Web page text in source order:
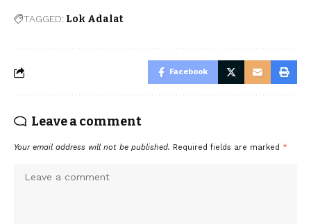
TAGGED: Lok Adalat
Facebook
Leave a comment
Your email address will not be published. Required fields are marked *